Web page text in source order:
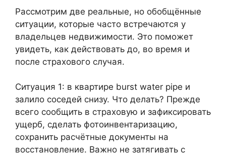
Рассмотрим две реальные, но обобщённые
ситуации, которые часто встречаются у
владельцев недвижимости. Это поможет
увидеть, как действовать до, во время и
после страхового случая.
Ситуация 1: в квартире burst water pipe и
залило соседей снизу. Что делать? Прежде
всего сообщить в страховую и зафиксировать
ущерб, сделать фотоинвентаризацию,
сохранить расчётные документы на
восстановление. Важно не затягивать с